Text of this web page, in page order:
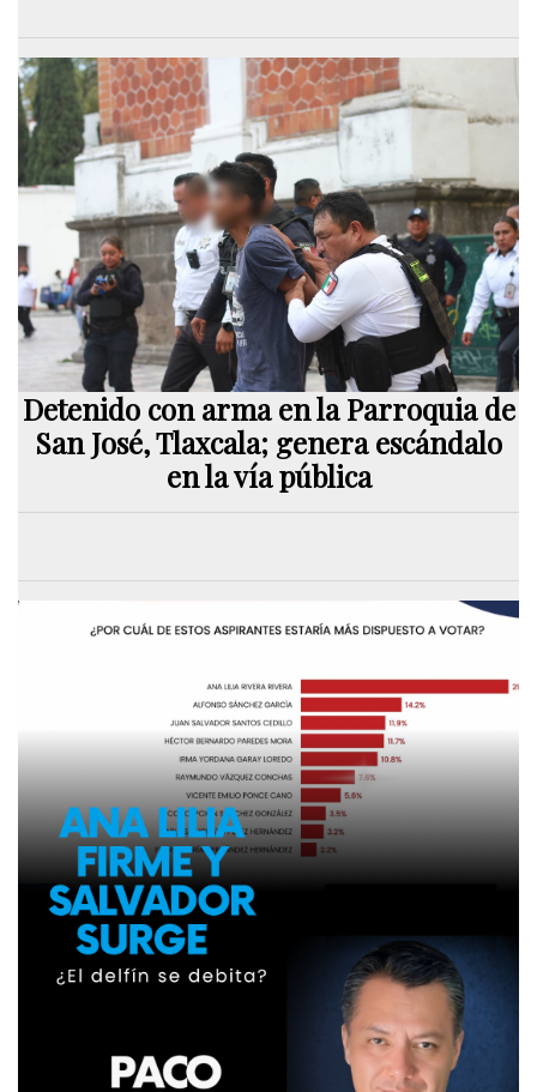
Detenido con arma en la Parroquia de
San José, Tlaxcala; genera escándalo
en la vía pública